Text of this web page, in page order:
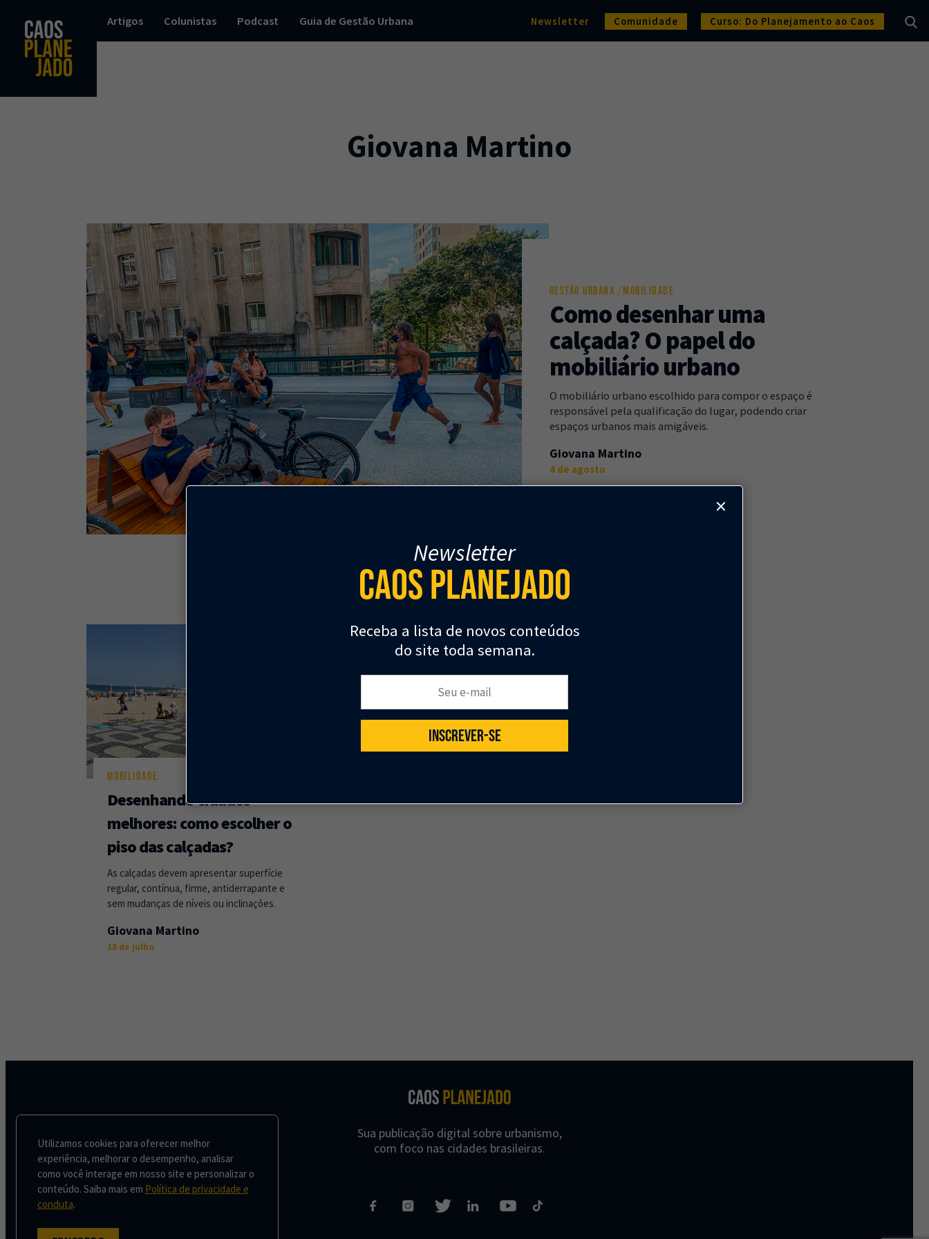
Artigos Colunistas Podcast Guia de Gestão Urbana Newsletter Comunidade Curso: Do Planejamento ao Caos
Utilizamos cookies para oferecer melhor
experiência, melhorar o desempenho, analisar
como você interage em nosso site e personalizar o
conteúdo. Saiba mais em Política de privacidade e
conduta.
Giovana Martino
GESTÃO URBANA MOBILIDADE
Como desenhar uma
calçada? O papel do
mobiliário urbano
O mobiliário urbano escolhido para compor o espaço é
responsável pela qualificação do lugar, podendo criar
espaços urbanos mais amigáveis.
Giovana Martino
4 de agosto
MOBILIDADE
Desenhando cidades
melhores: como escolher o
piso das calçadas?
As calçadas devem apresentar superfície
regular, contínua, firme, antiderrapante e
sem mudanças de níveis ou inclinações.
Giovana Martino
18 de julho
Sua publicação digital sobre urbanismo,
com foco nas cidades brasileiras.
Newsletter
Caos Planejado
Receba a lista de novos conteúdos
do site toda semana.
INSCREVER-SE
×